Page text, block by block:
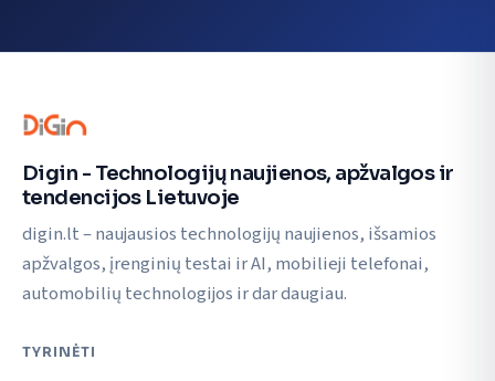
Digin - Technologijų naujienos, apžvalgos ir
tendencijos Lietuvoje
digin.lt – naujausios technologijų naujienos, išsamios
apžvalgos, įrenginių testai ir AI, mobilieji telefonai,
automobilių technologijos ir dar daugiau.
TYRINĖTI